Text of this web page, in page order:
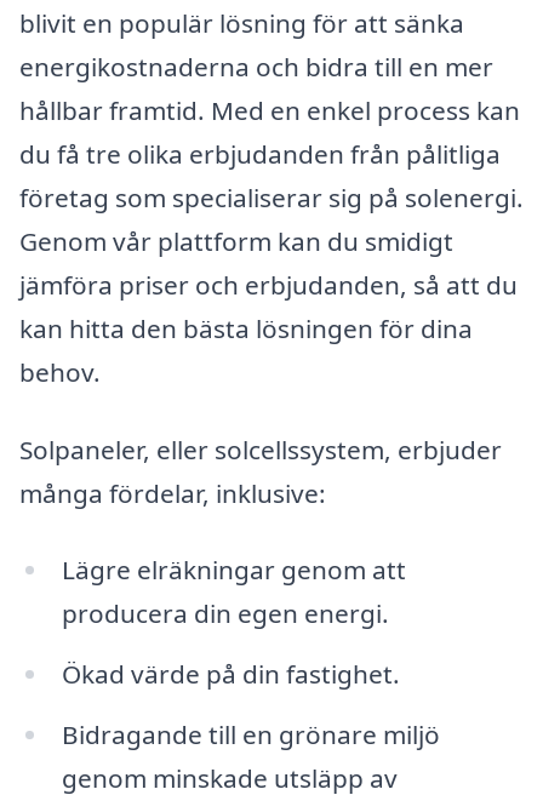
blivit en populär lösning för att sänka
energikostnaderna och bidra till en mer
hållbar framtid. Med en enkel process kan
du få tre olika erbjudanden från pålitliga
företag som specialiserar sig på solenergi.
Genom vår plattform kan du smidigt
jämföra priser och erbjudanden, så att du
kan hitta den bästa lösningen för dina
behov.
Solpaneler, eller solcellssystem, erbjuder
många fördelar, inklusive:
Lägre elräkningar genom att
producera din egen energi.
Ökad värde på din fastighet.
Bidragande till en grönare miljö
genom minskade utsläpp av